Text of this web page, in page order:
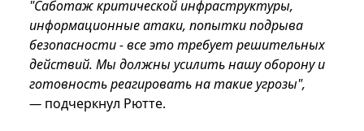
"Саботаж критической инфраструктуры,
информационные атаки, попытки подрыва
безопасности - все это требует решительных
действий. Мы должны усилить нашу оборону и
готовность реагировать на такие угрозы",
— подчеркнул Рютте.